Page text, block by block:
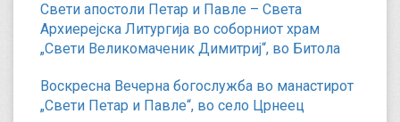
Свети апостоли Петар и Павле – Света
Архиерејска Литургија во соборниот храм
„Свети Великомаченик Димитриј“, во Битола
Воскресна Вечерна богослужба во манастирот
„Свети Петар и Павле“, во село Црнеец